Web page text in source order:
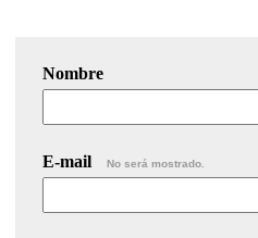
Nombre
E-mail No será mostrado.